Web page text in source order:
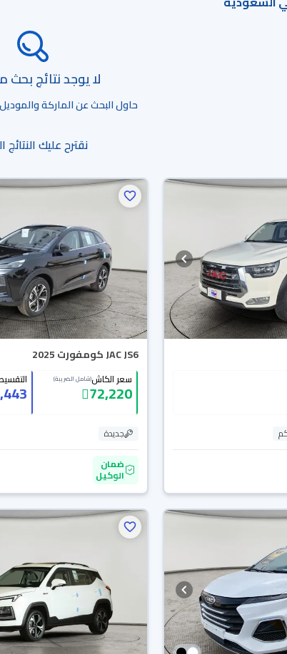
لا يوجد نتائج بحث
حاول البحث عن الماركة
نقترح عليك النتائج
JAC JS6 كومفورت 2025
سعر الكاش(شامل الضريبة)
72,220
جديدة
ضمان
الوكيل